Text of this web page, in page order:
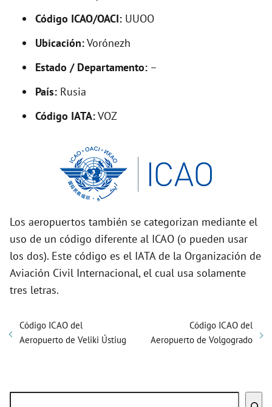
V
o
Código ICAO/OACI: UUOO
Ubicación:Vorónezh
Estado / Departamento: –
País: Rusia
Código IATA:VOZ
Los aeropuertos también se categorizan mediante el
uso de un código diferente al ICAO (o pueden usar
los dos). Este código es el IATA de la Organización de
Aviación Civil Internacional, el cual usa solamente
tres letras.
Código ICAO del
Aeropuerto de Veliki Ústiug
Código ICAO del
Aeropuerto de Volgogrado